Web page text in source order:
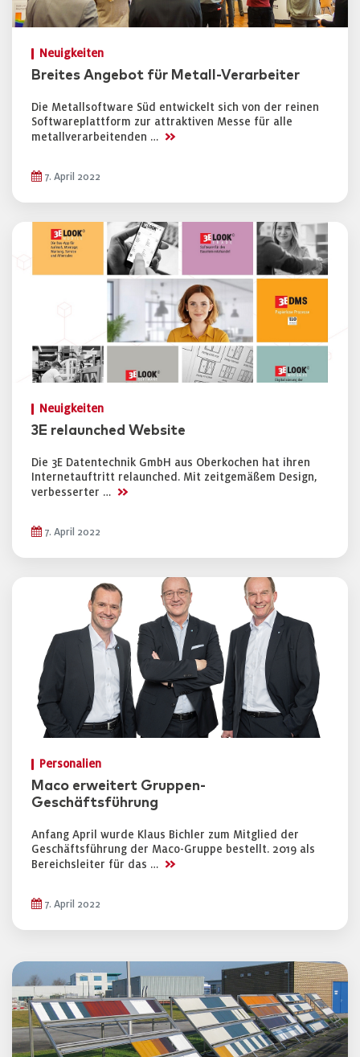
Neuigkeiten
Breites Angebot für Metall-Verarbeiter
Die Metallsoftware Süd entwickelt sich von der reinen
Softwareplattform zur attraktiven Messe für alle
metallverarbeitenden … >>
7. April 2022
Neuigkeiten
3E relaunched Website
Die 3E Datentechnik GmbH aus Oberkochen hat ihren
Internetauftritt relaunched. Mit zeitgemäßem Design,
verbesserter … >>
7. April 2022
Personalien
Maco erweitert Gruppen-
Geschäftsführung
Anfang April wurde Klaus Bichler zum Mitglied der
Geschäftsführung der Maco-Gruppe bestellt. 2019 als
Bereichsleiter für das … >>
7. April 2022